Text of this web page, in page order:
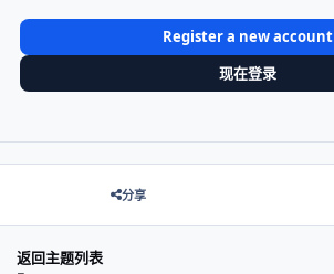
Register a new account
现在登录
分享
返回主题列表